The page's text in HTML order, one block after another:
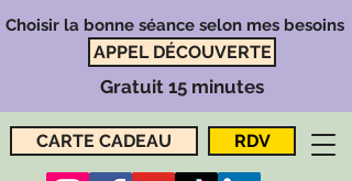
CARTE CADEAU RDV
Choisir la bonne séance selon mes besoins
APPEL DÉCOUVERTE
Gratuit 15 minutes